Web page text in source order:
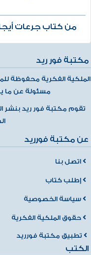
من كتاب جرعات
مكتبة فور ريد
الملكية الفكرية محفوظة
مسئولة عن ما
تقوم مكتبة فور ريد بنشر
عن مكتبة فورريد
اتصل بنا
إطلب كتاب
سياسة الخصوصية
حقوق الملكية الفكرية
تطبيق مكتبة فورريد
الكتب